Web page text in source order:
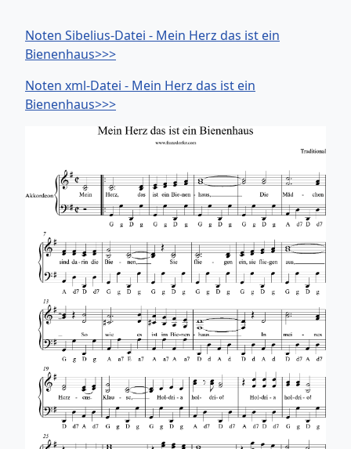
Noten Sibelius-Datei - Mein Herz das ist ein
Bienenhaus>>>
Noten xml-Datei - Mein Herz das ist ein
Bienenhaus>>>